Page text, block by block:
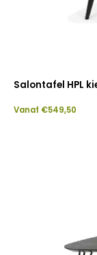
Salontafel HPL
Vanaf €549,50